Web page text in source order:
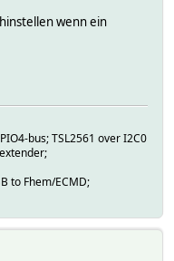
wenn ein
bus; TSL2561 over I2C0
to Fhem/ECMD;